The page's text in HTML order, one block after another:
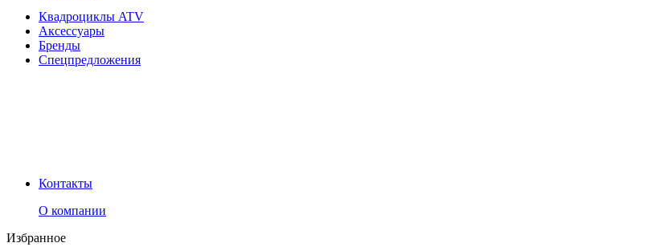
Квадроциклы ATV
Аксессуары
Бренды
Спецпредложения
Контакты
О компании
Избранное